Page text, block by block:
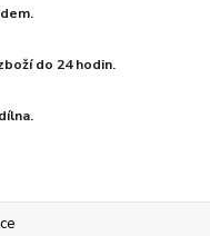
do 24 hodin.